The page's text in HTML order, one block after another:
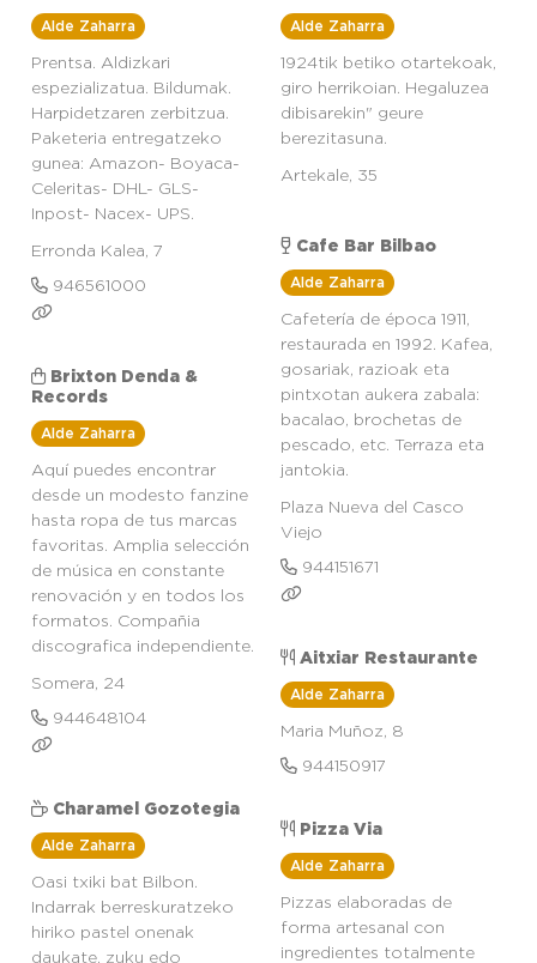
Alde Zaharra
Prentsa. Aldizkari
espezializatua. Bildumak.
Harpidetzaren zerbitzua.
Paketeria entregatzeko
gunea: Amazon- Boyaca-
Celeritas- DHL- GLS-
Inpost- Nacex- UPS.
Erronda Kalea, 7
946561000
Records
Alde Zaharra
Aquí puedes encontrar
desde un modesto fanzine
hasta ropa de tus marcas
favoritas. Amplia selección
de música en constante
renovación y en todos los
formatos. Compañia
discografica independiente.
Somera, 24
944648104
Charamel Gozotegia
Alde Zaharra
Oasi txiki bat Bilbon.
Indarrak berreskuratzeko
hiriko pastel onenak
daukate, zuku edo
Alde Zaharra
1924tik betiko otartekoak,
giro herrikoian. Hegaluzea
dibisarekin" geure
berezitasuna.
Artekale, 35
Cafe Bar Bilbao
Alde Zaharra
Cafetería de época 1911,
restaurada en 1992. Kafea,
gosariak, razioak eta
pintxotan aukera zabala:
bacalao, brochetas de
pescado, etc. Terraza eta
jantokia.
Plaza Nueva del Casco
Viejo
944151671
Aitxiar Restaurante
Alde Zaharra
Maria Muñoz, 8
944150917
Pizza Via
Alde Zaharra
Pizzas elaboradas de
forma artesanal con
ingredientes totalmente